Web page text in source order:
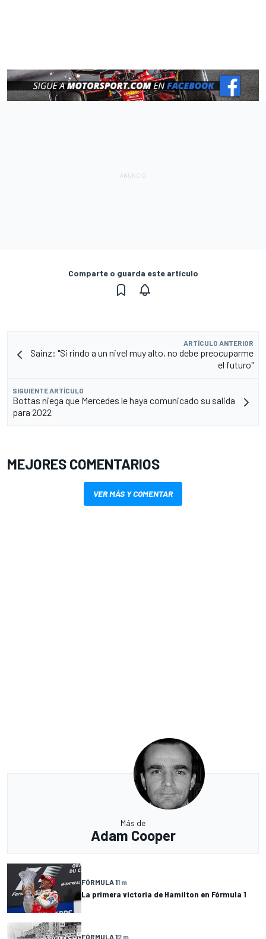
Comparte o guarda este artículo
ARTÍCULO ANTERIOR
Sainz: "Si rindo a un nivel muy alto, no debe preocuparme
el futuro"
SIGUIENTE ARTÍCULO
Bottas niega que Mercedes le haya comunicado su salida
para 2022
MEJORES COMENTARIOS
VER MÁS Y COMENTAR
Más de
Adam Cooper
FÓRMULA 11 m
La primera victoria de Hamilton en Fórmula 1
FÓRMULA 12 m